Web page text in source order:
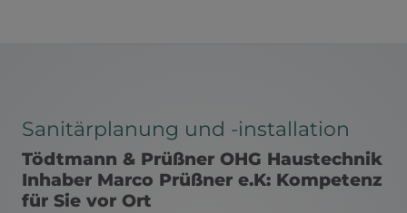
Sanitärplanung und -installation
Tödtmann & Prüßner OHG Haustechnik
Inhaber Marco Prüßner e.K: Kompetenz
für Sie vor Ort